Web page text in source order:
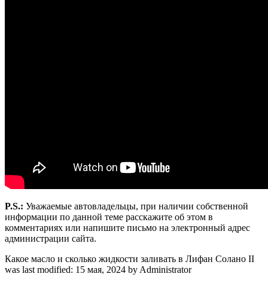
P.S.: Уважаемые автовладельцы, при наличии собственной
информации по данной теме расскажите об этом в
комментариях или напишите письмо на электронный адрес
администрации сайта.
Какое масло и сколько жидкости заливать в Лифан Солано II
was last modified: 15 мая, 2024 by Administrator